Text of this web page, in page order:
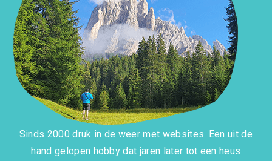
Sinds 2000 druk in de weer met websites. Een uit de
hand gelopen hobby dat jaren later tot een heus